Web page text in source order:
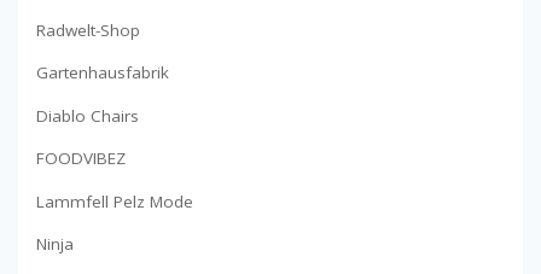
Radwelt-Shop
Gartenhausfabrik
Diablo Chairs
FOODVIBEZ
Lammfell Pelz Mode
Ninja